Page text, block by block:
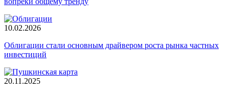
10.02.2026
Облигации стали основным драйвером роста рынка частных
инвестиций
20.11.2025